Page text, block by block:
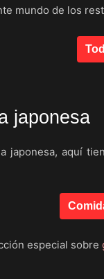
mundo de los
japonesa
japonesa, aquí
especial sobre